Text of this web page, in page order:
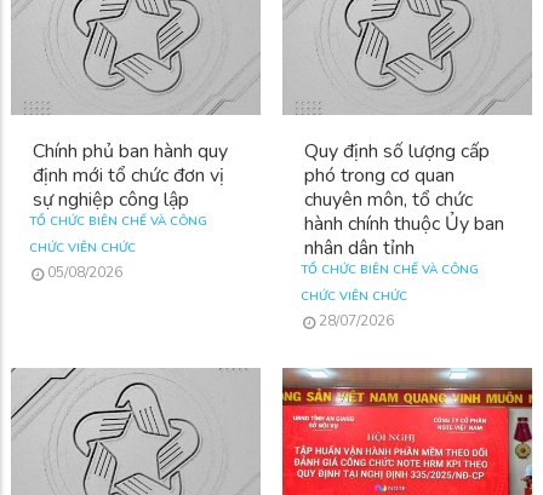
Chính phủ ban hành quy
định mới tổ chức đơn vị
sự nghiệp công lập
TỔ CHỨC BIÊN CHẾ VÀ CÔNG
CHỨC VIÊN CHỨC
05/08/2026
Quy định số lượng cấp
phó trong cơ quan
chuyên môn, tổ chức
hành chính thuộc Ủy ban
nhân dân tỉnh
TỔ CHỨC BIÊN CHẾ VÀ CÔNG
CHỨC VIÊN CHỨC
28/07/2026